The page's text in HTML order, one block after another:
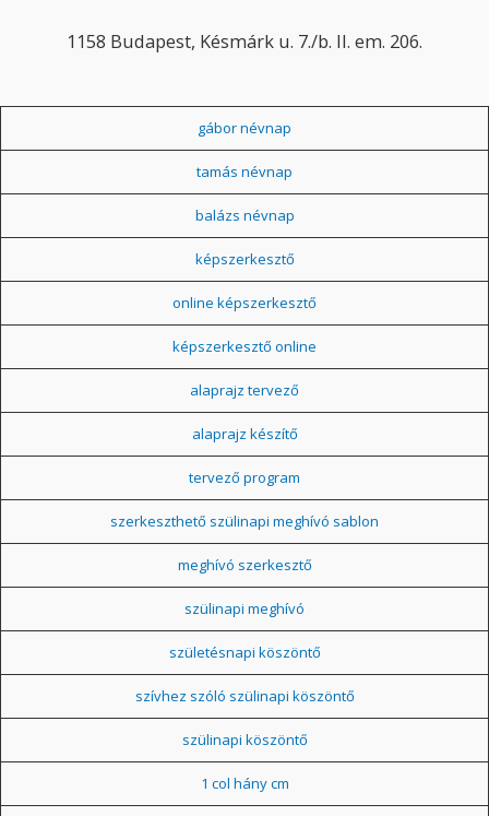
1158 Budapest, Késmárk u. 7./b. II. em. 206.
gábor névnap
tamás névnap
balázs névnap
képszerkesztő
online képszerkesztő
képszerkesztő online
alaprajz tervező
alaprajz készítő
tervező program
szerkeszthető szülinapi meghívó sablon
meghívó szerkesztő
szülinapi meghívó
születésnapi köszöntő
szívhez szóló szülinapi köszöntő
szülinapi köszöntő
1 col hány cm